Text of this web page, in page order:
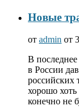
Новые
от admin от
В
в России
российских
хорошо
конечно не